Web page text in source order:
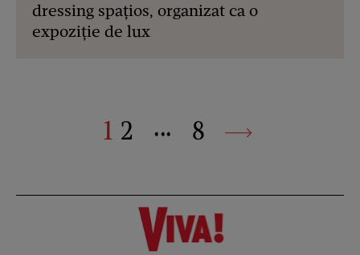
dressing spațios, organizat ca o
expoziție de lux
1 2 ••• 8